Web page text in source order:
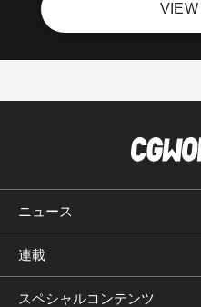
ニュース
連載
スペシャルコンテンツ